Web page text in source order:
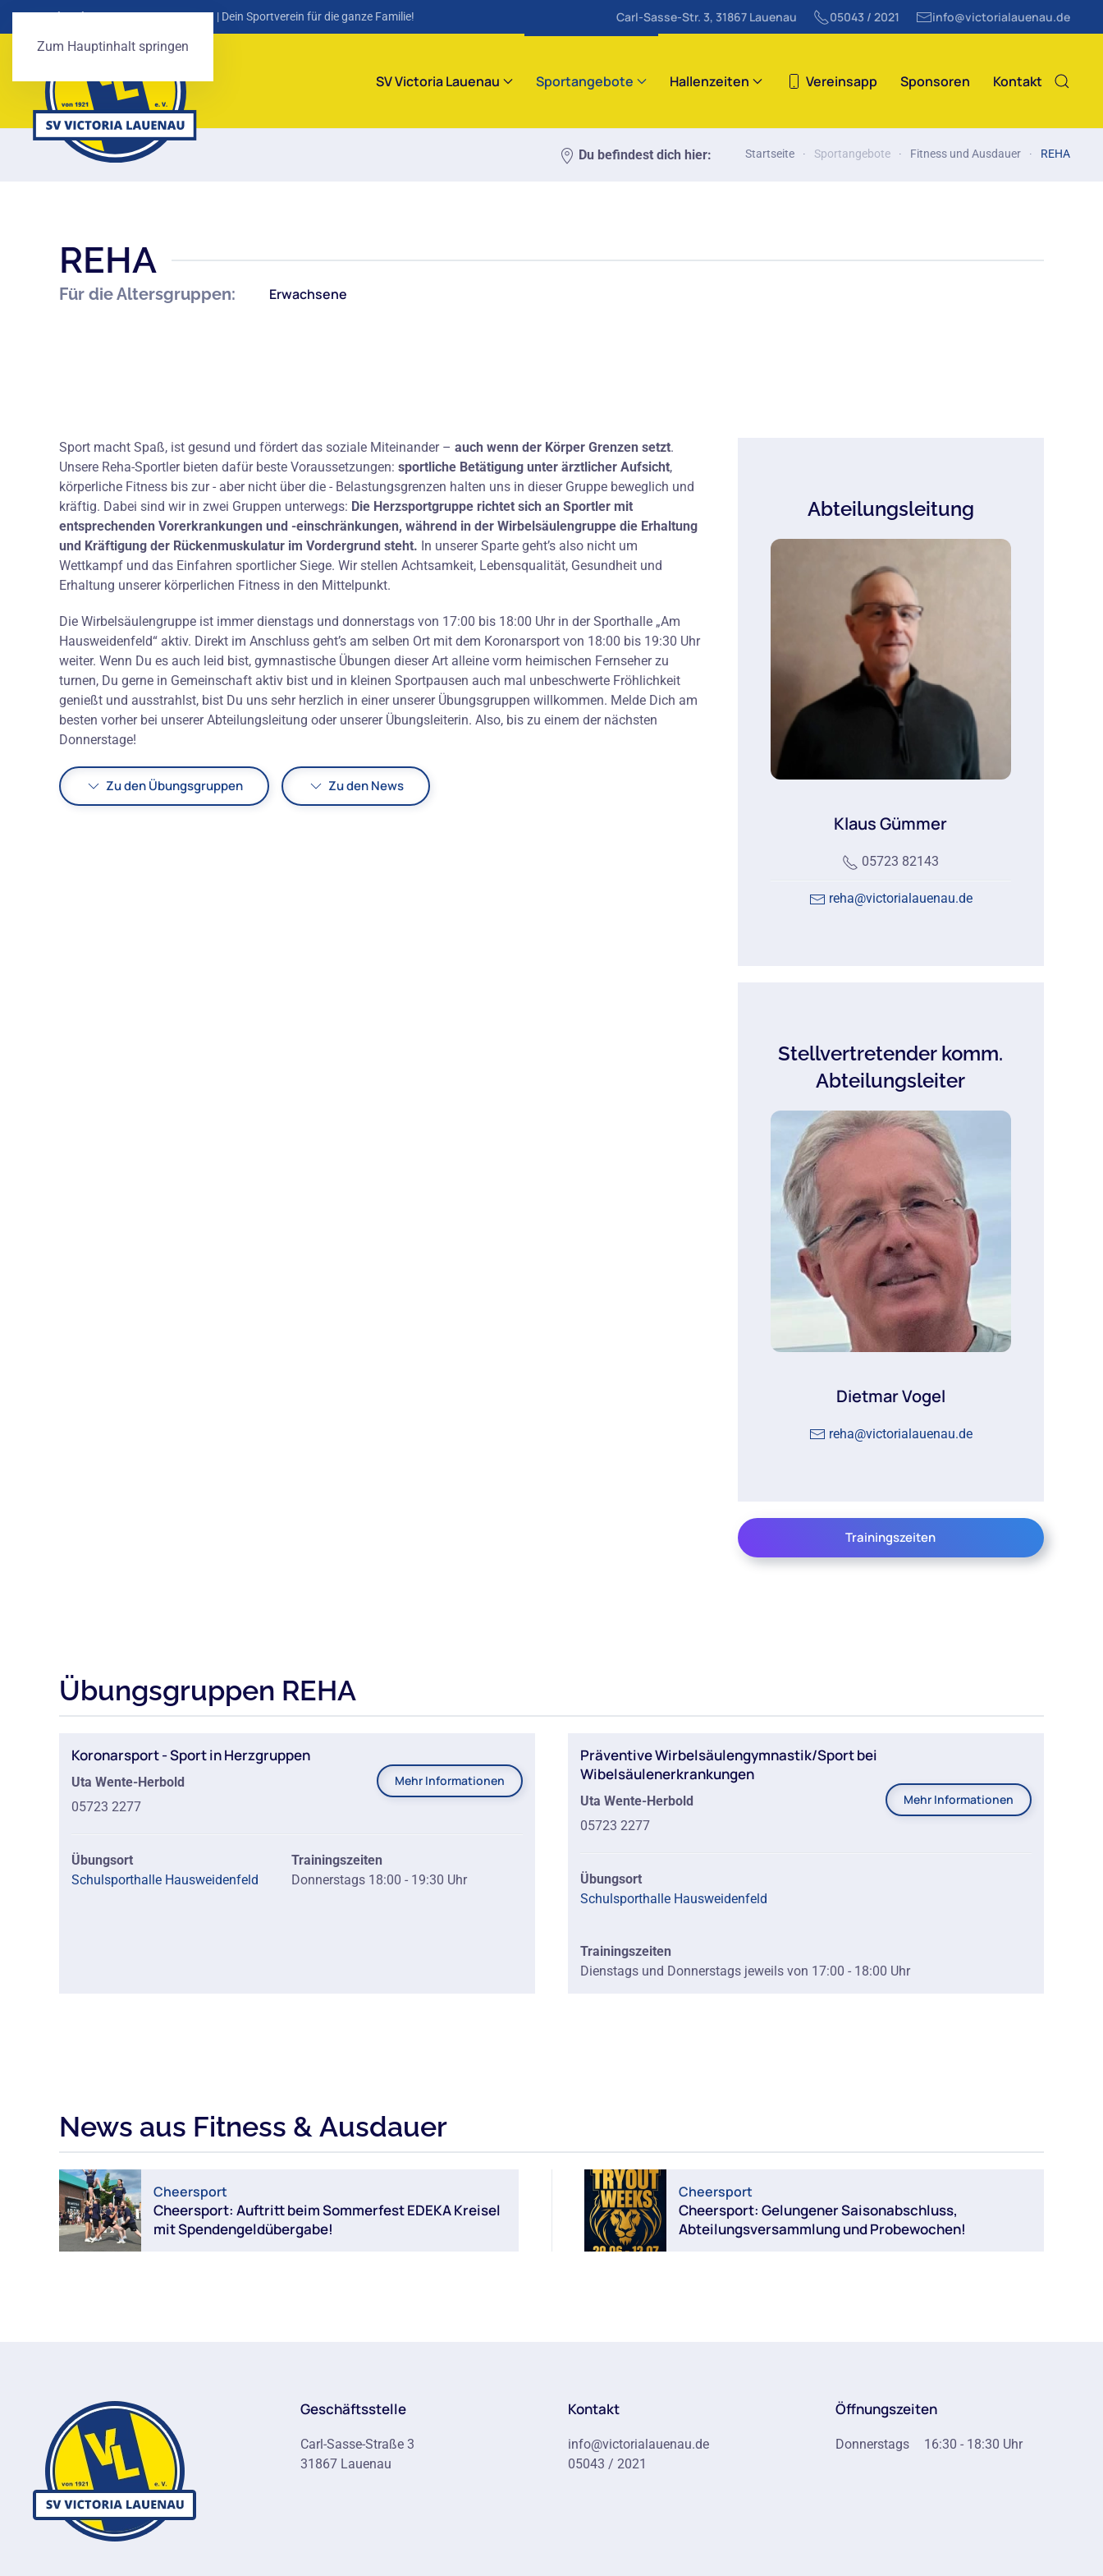
Zum Hauptinhalt springen
SV Victoria Lauenau von 1921 e. V. | Dein Sportverein für die ganze Familie! Carl-Sasse-Str. 3, 31867 Lauenau 05043 / 2021 info@victorialauenau.de
SV Victoria Lauenau Sportangebote Hallenzeiten Vereinsapp Sponsoren Kontakt
Du befindest dich hier: Startseite Sportangebote Fitness und Ausdauer REHA
REHA
Für die Altersgruppen: Erwachsene
Sport macht Spaß, ist gesund und fördert das soziale Miteinander – auch wenn der Körper Grenzen setzt.
Unsere Reha-Sportler bieten dafür beste Voraussetzungen: sportliche Betätigung unter ärztlicher Aufsicht,
körperliche Fitness bis zur - aber nicht über die - Belastungsgrenzen halten uns in dieser Gruppe beweglich und
kräftig. Dabei sind wir in zwei Gruppen unterwegs: Die Herzsportgruppe richtet sich an Sportler mit
entsprechenden Vorerkrankungen und -einschränkungen, während in der Wirbelsäulengruppe die Erhaltung
und Kräftigung der Rückenmuskulatur im Vordergrund steht. In unserer Sparte geht’s also nicht um
Wettkampf und das Einfahren sportlicher Siege. Wir stellen Achtsamkeit, Lebensqualität, Gesundheit und
Erhaltung unserer körperlichen Fitness in den Mittelpunkt.
Die Wirbelsäulengruppe ist immer dienstags und donnerstags von 17:00 bis 18:00 Uhr in der Sporthalle „Am
Hausweidenfeld“ aktiv. Direkt im Anschluss geht’s am selben Ort mit dem Koronarsport von 18:00 bis 19:30 Uhr
weiter. Wenn Du es auch leid bist, gymnastische Übungen dieser Art alleine vorm heimischen Fernseher zu
turnen, Du gerne in Gemeinschaft aktiv bist und in kleinen Sportpausen auch mal unbeschwerte Fröhlichkeit
genießt und ausstrahlst, bist Du uns sehr herzlich in einer unserer Übungsgruppen willkommen. Melde Dich am
besten vorher bei unserer Abteilungsleitung oder unserer Übungsleiterin. Also, bis zu einem der nächsten
Donnerstage!
Zu den Übungsgruppen Zu den News
Abteilungsleitung
Klaus Gümmer
05723 82143
reha@victorialauenau.de
Stellvertretender komm.
Abteilungsleiter
Dietmar Vogel
reha@victorialauenau.de
Trainingszeiten
Übungsgruppen REHA
Koronarsport - Sport in Herzgruppen
Uta Wente-Herbold
Mehr Informationen
05723 2277
Übungsort
Schulsporthalle Hausweidenfeld
Trainingszeiten
Donnerstags 18:00 - 19:30 Uhr
Präventive Wirbelsäulengymnastik/Sport bei
Wibelsäulenerkrankungen
Uta Wente-Herbold
Mehr Informationen
05723 2277
Übungsort
Schulsporthalle Hausweidenfeld
Trainingszeiten
Dienstags und Donnerstags jeweils von 17:00 - 18:00 Uhr
News aus Fitness & Ausdauer
Cheersport
Cheersport: Auftritt beim Sommerfest EDEKA Kreisel
mit Spendengeldübergabe!
Cheersport
Cheersport: Gelungener Saisonabschluss,
Abteilungsversammlung und Probewochen!
Geschäftsstelle
Carl-Sasse-Straße 3
31867 Lauenau
Kontakt
info@victorialauenau.de
05043 / 2021
Öffnungszeiten
Donnerstags 16:30 - 18:30 Uhr